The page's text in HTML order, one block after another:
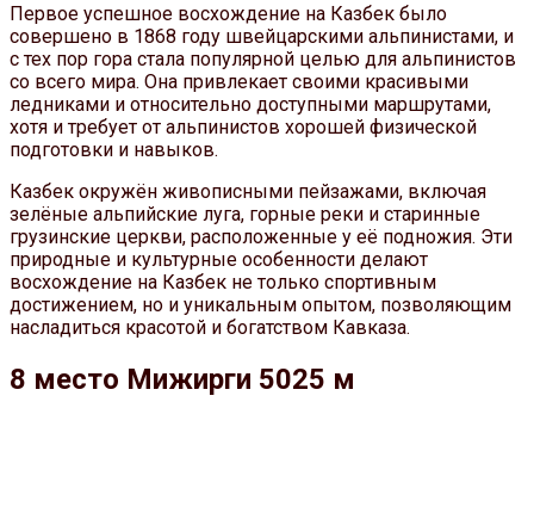
Первое успешное восхождение на Казбек было
совершено в 1868 году швейцарскими альпинистами, и
с тех пор гора стала популярной целью для альпинистов
со всего мира. Она привлекает своими красивыми
ледниками и относительно доступными маршрутами,
хотя и требует от альпинистов хорошей физической
подготовки и навыков.
Казбек окружён живописными пейзажами, включая
зелёные альпийские луга, горные реки и старинные
грузинские церкви, расположенные у её подножия. Эти
природные и культурные особенности делают
восхождение на Казбек не только спортивным
достижением, но и уникальным опытом, позволяющим
насладиться красотой и богатством Кавказа.
8 место Мижирги 5025 м